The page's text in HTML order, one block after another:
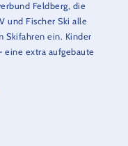
Feldberg, die
und Fischer Ski alle
Skifahren ein. Kinder
eine extra aufgebaute
Skiern wagen.